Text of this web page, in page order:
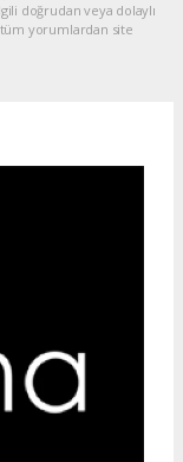
doğrudan veya dolaylı
tüm yorumlardan site